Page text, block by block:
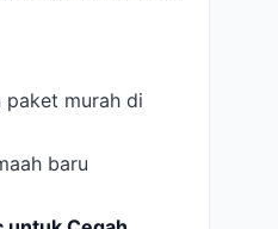
paket murah di
baru